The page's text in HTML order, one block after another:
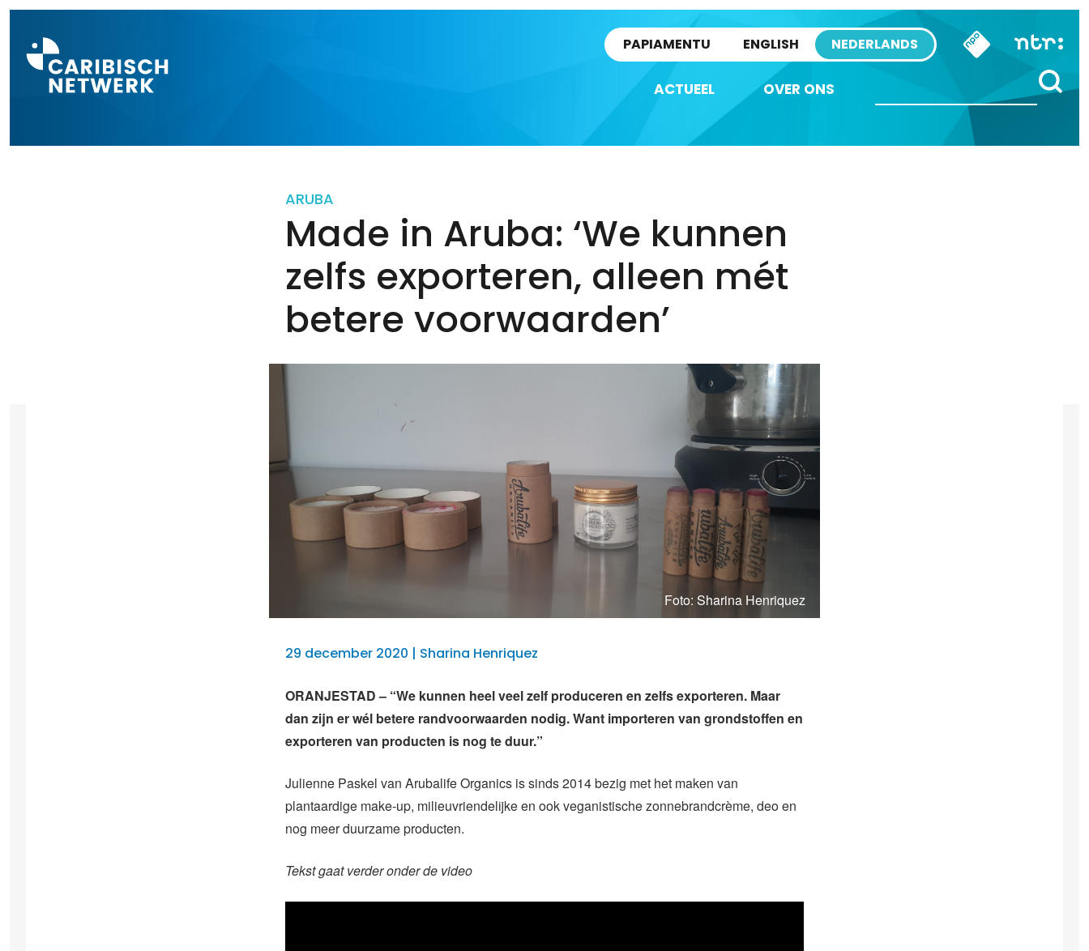
PAPIAMENTU ENGLISH NEDERLANDS
ACTUEEL OVER ONS
ARUBA
Made in Aruba: ‘We kunnen
zelfs exporteren, alleen mét
betere voorwaarden’
Foto: Sharina Henriquez
29 december 2020 | Sharina Henriquez
ORANJESTAD – “We kunnen heel veel zelf produceren en zelfs exporteren. Maar
dan zijn er wél betere randvoorwaarden nodig. Want importeren van grondstoffen en
exporteren van producten is nog te duur.”
Julienne Paskel van Arubalife Organics is sinds 2014 bezig met het maken van
plantaardige make-up, milieuvriendelijke en ook veganistische zonnebrandcrème, deo en
nog meer duurzame producten.
Tekst gaat verder onder de video